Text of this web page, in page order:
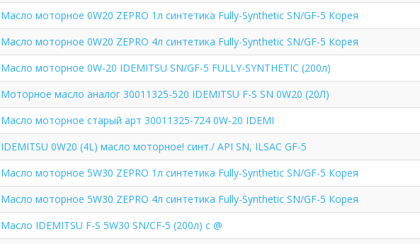
Масло моторное 0W20 ZEPRO 1л синтетика Fully-Synthetic SN/GF-5 Корея
Масло моторное 0W20 ZEPRO 4л синтетика Fully-Synthetic SN/GF-5 Корея
Масло моторное 0W-20 IDEMITSU SN/GF-5 FULLY-SYNTHETIC (200л)
Моторное масло аналог 30011325-520 IDEMITSU F-S SN 0W20 (20Л)
Масло моторное старый арт 30011325-724 0W-20 IDEMI
IDEMITSU 0W20 (4L) масло моторное! синт./ API SN, ILSAC GF-5
Масло моторное 5W30 ZEPRO 1л синтетика Fully-Synthetic SN/GF-5 Корея
Масло моторное 5W30 ZEPRO 4л синтетика Fully-Synthetic SN/GF-5 Корея
Масло IDEMITSU F-S 5W30 SN/CF-5 (200л) c @